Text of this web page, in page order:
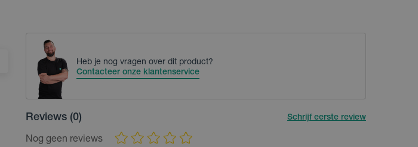
Heb je nog vragen over dit product?
Contacteer onze klantenservice
Reviews (0) Schrijf eerste review
Nog geen reviews